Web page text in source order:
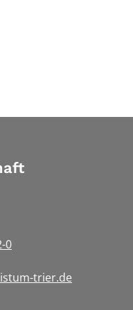
0
trier.de